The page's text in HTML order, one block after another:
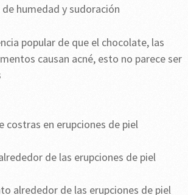
humedad y sudoración
popular de que el chocolate, las
causan acné, esto no parece ser
costras en erupciones de piel
de las erupciones de piel
alrededor de las erupciones de piel